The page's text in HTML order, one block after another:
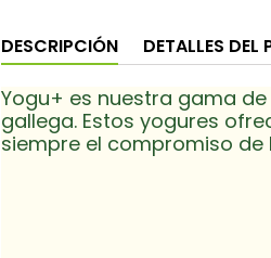
DESCRIPCIÓN DETALLES DEL
Yogu+ es nuestra gama
gallega. Estos yogures
siempre el compromiso de